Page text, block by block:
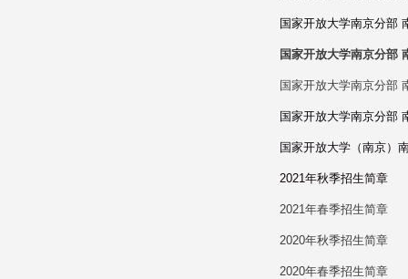
国家开放大学南京分部
国家开放大学南京分部
国家开放大学南京分部
国家开放大学南京分部
国家开放大学（南京）
2021年秋季招生简章
2021年春季招生简章
2020年秋季招生简章
2020年春季招生简章